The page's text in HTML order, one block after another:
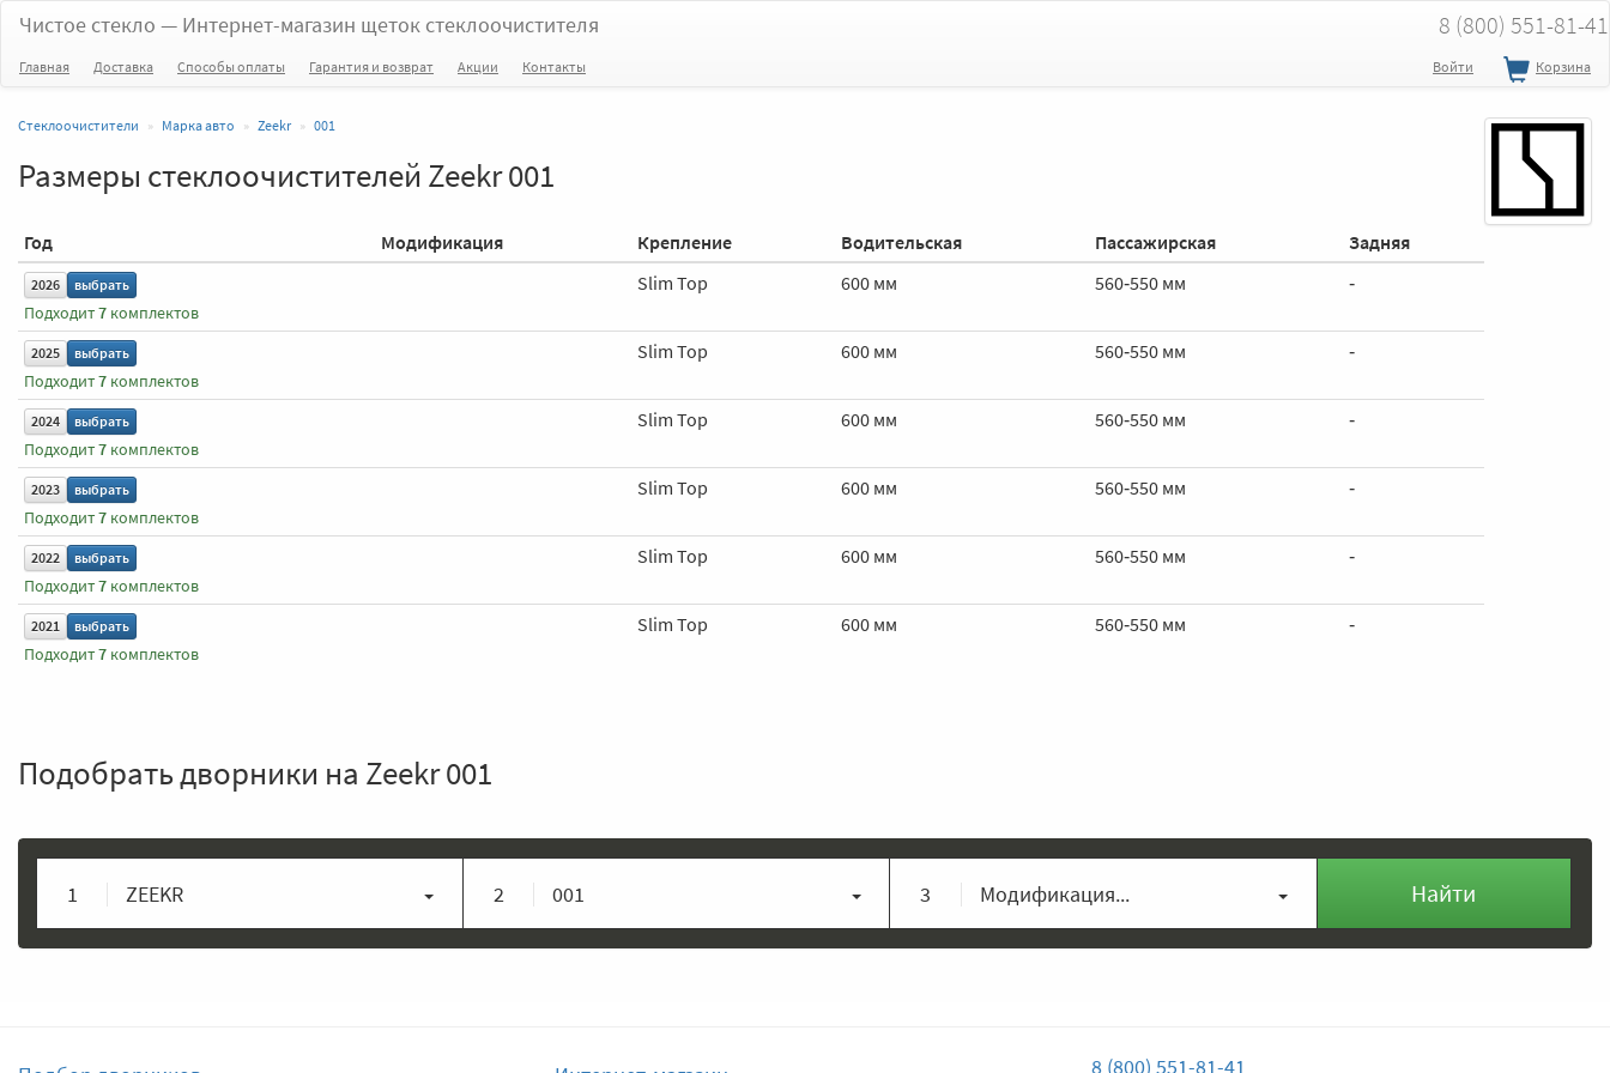
Чистое стекло — Интернет-магазин щеток стеклоочистителя 8 (800) 551-81-41
Главная Доставка Способы оплаты Гарантия и возврат Акции Контакты Войти Корзина
Стеклоочистители Марка авто Zeekr 001
Размеры стеклоочистителей Zeekr 001
Год Модификация Крепление Водительская Пассажирская Задняя
2026 выбрать
Подходит7 комплектов
Slim Top 600 мм 560‑550 мм ‑
2025 выбрать
Подходит7 комплектов
Slim Top 600 мм 560‑550 мм ‑
2024 выбрать
Подходит7 комплектов
Slim Top 600 мм 560‑550 мм ‑
2023 выбрать
Подходит7 комплектов
Slim Top 600 мм 560‑550 мм ‑
2022 выбрать
Подходит7 комплектов
Slim Top 600 мм 560‑550 мм ‑
2021 выбрать
Подходит7 комплектов
Slim Top 600 мм 560‑550 мм ‑
Подобрать дворники на Zeekr 001
1 ZEEKR 2 001 3 Модификация... Найти
8 (800) 551-81-41